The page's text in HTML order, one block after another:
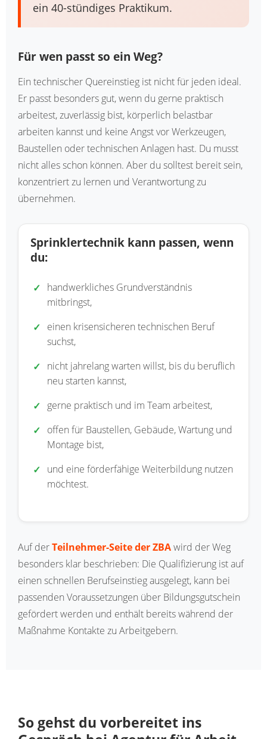
ein 40-stündiges Praktikum.
Für wen passt so ein Weg?
Ein technischer Quereinstieg ist nicht für jeden ideal.
Er passt besonders gut, wenn du gerne praktisch
arbeitest, zuverlässig bist, körperlich belastbar
arbeiten kannst und keine Angst vor Werkzeugen,
Baustellen oder technischen Anlagen hast. Du musst
nicht alles schon können. Aber du solltest bereit sein,
konzentriert zu lernen und Verantwortung zu
übernehmen.
Sprinklertechnik kann passen, wenn
du:
handwerkliches Grundverständnis
mitbringst,
einen krisensicheren technischen Beruf
suchst,
nicht jahrelang warten willst, bis du beruflich
neu starten kannst,
gerne praktisch und im Team arbeitest,
offen für Baustellen, Gebäude, Wartung und
Montage bist,
und eine förderfähige Weiterbildung nutzen
möchtest.
Auf derTeilnehmer-Seite der ZBAwird der Weg
besonders klar beschrieben: Die Qualifizierung ist auf
einen schnellen Berufseinstieg ausgelegt, kann bei
passenden Voraussetzungen über Bildungsgutschein
gefördert werden und enthält bereits während der
Maßnahme Kontakte zu Arbeitgebern.
So gehst du vorbereitet ins